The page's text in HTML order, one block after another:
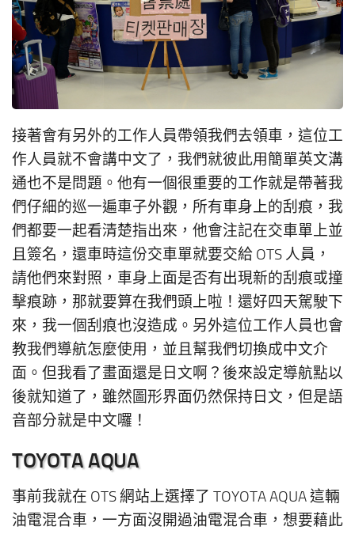
接著會有另外的工作人員帶領我們去領車，這位工
作人員就不會講中文了，我們就彼此用簡單英文溝
通也不是問題。他有一個很重要的工作就是帶著我
們仔細的巡一遍車子外觀，所有車身上的刮痕，我
們都要一起看清楚指出來，他會注記在交車單上並
且簽名，還車時這份交車單就要交給 OTS 人員，
請他們來對照，車身上面是否有出現新的刮痕或撞
擊痕跡，那就要算在我們頭上啦！還好四天駕駛下
來，我一個刮痕也沒造成。另外這位工作人員也會
教我們導航怎麼使用，並且幫我們切換成中文介
面。但我看了畫面還是日文啊？後來設定導航點以
後就知道了，雖然圖形界面仍然保持日文，但是語
音部分就是中文囉！
TOYOTA AQUA
事前我就在 OTS 網站上選擇了 TOYOTA AQUA 這輛
油電混合車，一方面沒開過油電混合車，想要藉此